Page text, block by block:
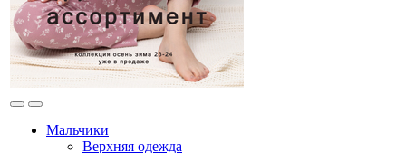
Мальчики
Верхняя одежда